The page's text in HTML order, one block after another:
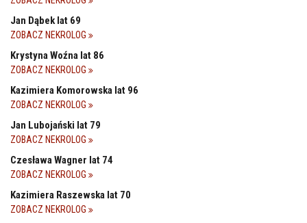
Jan Dąbek lat 69
ZOBACZ NEKROLOG
Krystyna Woźna lat 86
ZOBACZ NEKROLOG
Kazimiera Komorowska lat 96
ZOBACZ NEKROLOG
Jan Lubojański lat 79
ZOBACZ NEKROLOG
Czesława Wagner lat 74
ZOBACZ NEKROLOG
Kazimiera Raszewska lat 70
ZOBACZ NEKROLOG